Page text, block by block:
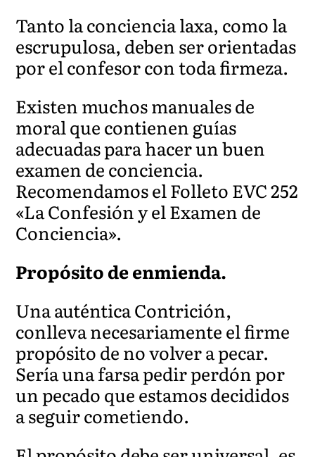
Tanto la conciencia laxa, como la
escrupulosa, deben ser orientadas
por el confesor con toda firmeza.
Existen muchos manuales de
moral que contienen guías
adecuadas para hacer un buen
examen de conciencia.
Recomendamos el Folleto EVC 252
«La Confesión y el Examen de
Conciencia».
Propósito de enmienda.
Una auténtica Contrición,
conlleva necesariamente el firme
propósito de no volver a pecar.
Sería una farsa pedir perdón por
un pecado que estamos decididos
a seguir cometiendo.